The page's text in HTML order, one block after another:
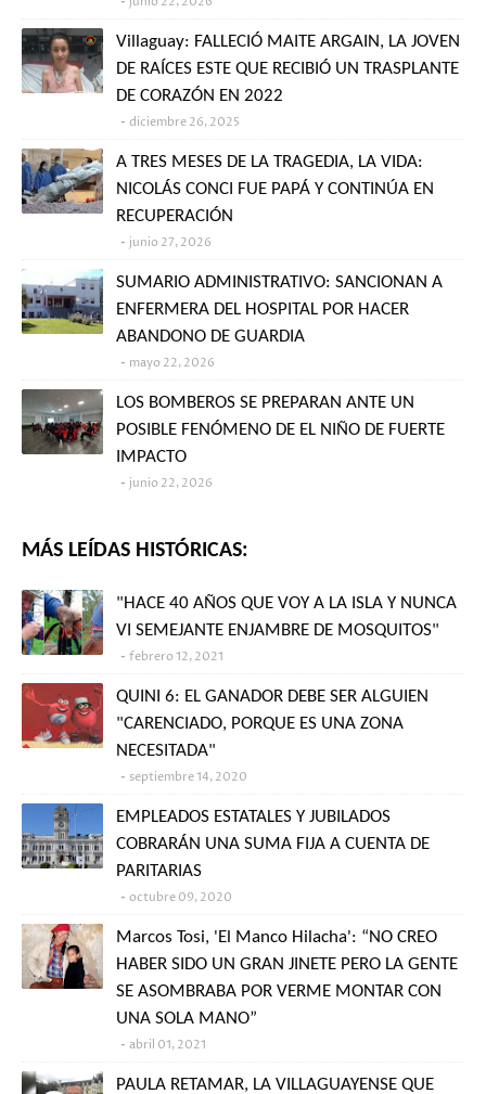
Villaguay: FALLECIÓ MAITE ARGAIN, LA JOVEN
DE RAÍCES ESTE QUE RECIBIÓ UN TRASPLANTE
DE CORAZÓN EN 2022
diciembre 26, 2025
A TRES MESES DE LA TRAGEDIA, LA VIDA:
NICOLÁS CONCI FUE PAPÁ Y CONTINÚA EN
RECUPERACIÓN
junio 27, 2026
SUMARIO ADMINISTRATIVO: SANCIONAN A
ENFERMERA DEL HOSPITAL POR HACER
ABANDONO DE GUARDIA
mayo 22, 2026
LOS BOMBEROS SE PREPARAN ANTE UN
POSIBLE FENÓMENO DE EL NIÑO DE FUERTE
IMPACTO
junio 22, 2026
MÁS LEÍDAS HISTÓRICAS:
"HACE 40 AÑOS QUE VOY A LA ISLA Y NUNCA
VI SEMEJANTE ENJAMBRE DE MOSQUITOS"
febrero 12, 2021
QUINI 6: EL GANADOR DEBE SER ALGUIEN
"CARENCIADO, PORQUE ES UNA ZONA
NECESITADA"
septiembre 14, 2020
EMPLEADOS ESTATALES Y JUBILADOS
COBRARÁN UNA SUMA FIJA A CUENTA DE
PARITARIAS
octubre 09, 2020
Marcos Tosi, 'El Manco Hilacha': “NO CREO
HABER SIDO UN GRAN JINETE PERO LA GENTE
SE ASOMBRABA POR VERME MONTAR CON
UNA SOLA MANO”
abril 01, 2021
PAULA RETAMAR, LA VILLAGUAYENSE QUE